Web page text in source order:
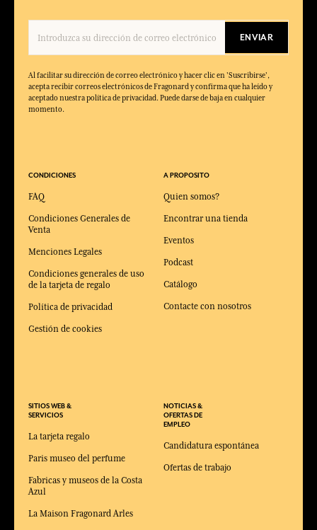
ENVIAR
Al facilitar su dirección de correo electrónico y hacer clic en 'Suscribirse',
acepta recibir correos electrónicos de Fragonard y confirma que ha leído y
aceptado nuestra política de privacidad. Puede darse de baja en cualquier
momento.
CONDICIONES
FAQ
Condiciones Generales de
Venta
Menciones Legales
Condiciones generales de uso
de la tarjeta de regalo
Política de privacidad
Gestión de cookies
SITIOS WEB &
SERVICIOS
La tarjeta regalo
Paris museo del perfume
Fabricas y museos de la Costa
Azul
La Maison Fragonard Arles
A PROPOSITO
Quien somos?
Encontrar una tienda
Eventos
Podcast
Catálogo
Contacte con nosotros
NOTICIAS &
OFERTAS DE
EMPLEO
Candidatura espontánea
Ofertas de trabajo